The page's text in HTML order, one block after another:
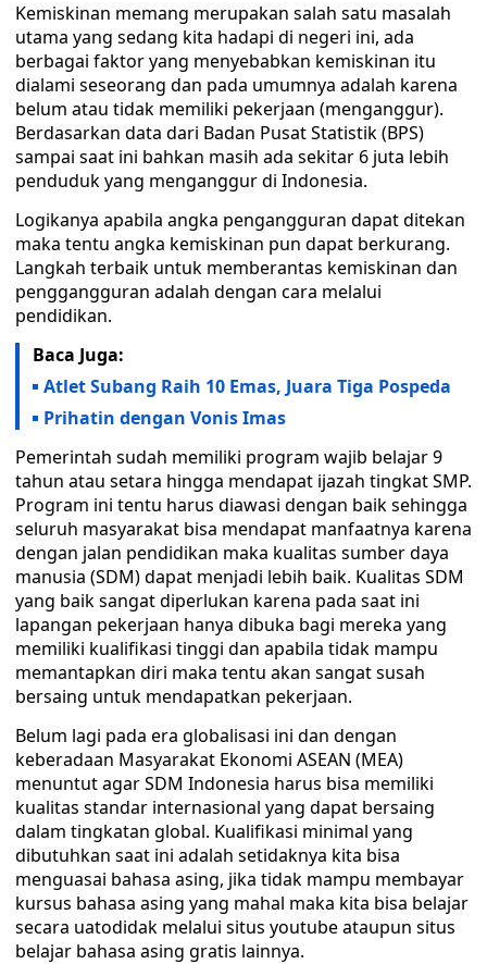
Kemiskinan memang merupakan salah satu masalah
utama yang sedang kita hadapi di negeri ini, ada
berbagai faktor yang menyebabkan kemiskinan itu
dialami seseorang dan pada umumnya adalah karena
belum atau tidak memiliki pekerjaan (menganggur).
Berdasarkan data dari Badan Pusat Statistik (BPS)
sampai saat ini bahkan masih ada sekitar 6 juta lebih
penduduk yang menganggur di Indonesia.
Logikanya apabila angka pengangguran dapat ditekan
maka tentu angka kemiskinan pun dapat berkurang.
Langkah terbaik untuk memberantas kemiskinan dan
penggangguran adalah dengan cara melalui
pendidikan.
Baca Juga:
Atlet Subang Raih 10 Emas, Juara Tiga Pospeda
Prihatin dengan Vonis Imas
Pemerintah sudah memiliki program wajib belajar 9
tahun atau setara hingga mendapat ijazah tingkat SMP.
Program ini tentu harus diawasi dengan baik sehingga
seluruh masyarakat bisa mendapat manfaatnya karena
dengan jalan pendidikan maka kualitas sumber daya
manusia (SDM) dapat menjadi lebih baik. Kualitas SDM
yang baik sangat diperlukan karena pada saat ini
lapangan pekerjaan hanya dibuka bagi mereka yang
memiliki kualifikasi tinggi dan apabila tidak mampu
memantapkan diri maka tentu akan sangat susah
bersaing untuk mendapatkan pekerjaan.
Belum lagi pada era globalisasi ini dan dengan
keberadaan Masyarakat Ekonomi ASEAN (MEA)
menuntut agar SDM Indonesia harus bisa memiliki
kualitas standar internasional yang dapat bersaing
dalam tingkatan global. Kualifikasi minimal yang
dibutuhkan saat ini adalah setidaknya kita bisa
menguasai bahasa asing, jika tidak mampu membayar
kursus bahasa asing yang mahal maka kita bisa belajar
secara uatodidak melalui situs youtube ataupun situs
belajar bahasa asing gratis lainnya.